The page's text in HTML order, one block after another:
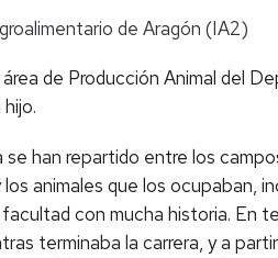
de Aragón (IA2)
de Producción Animal del
han repartido entre los
animales que los ocupaban,
con mucha historia. En
terminaba la carrera, y a